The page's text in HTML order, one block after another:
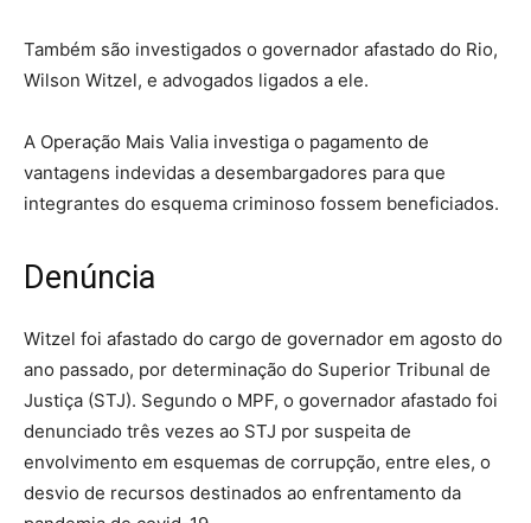
Também são investigados o governador afastado do Rio,
Wilson Witzel, e advogados ligados a ele.
A Operação Mais Valia investiga o pagamento de
vantagens indevidas a desembargadores para que
integrantes do esquema criminoso fossem beneficiados.
Denúncia
Witzel foi afastado do cargo de governador em agosto do
ano passado, por determinação do Superior Tribunal de
Justiça (STJ). Segundo o MPF, o governador afastado foi
denunciado três vezes ao STJ por suspeita de
envolvimento em esquemas de corrupção, entre eles, o
desvio de recursos destinados ao enfrentamento da